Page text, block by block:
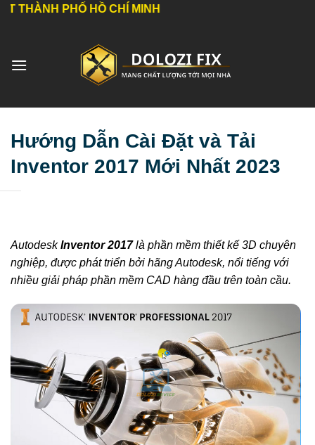
Bỏ
dung
HỒ CHÍ MINH
Hướng Dẫn Cài Đặt và Tải
Inventor 2017 Mới Nhất 2023
AutodeskInventor 2017là phần mềm thiết kế 3D chuyên
nghiệp, được phát triển bởi hãng Autodesk, nổi tiếng với
nhiều giải pháp phần mềm CAD hàng đầu trên toàn cầu.